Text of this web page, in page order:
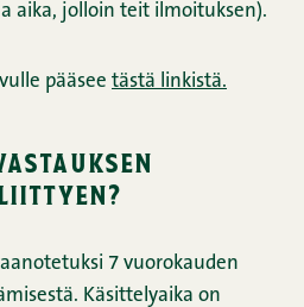
aika, jolloin teit ilmoituksen).
pääsee tästä linkistä.
7 vuorokauden
Käsittelyaika on